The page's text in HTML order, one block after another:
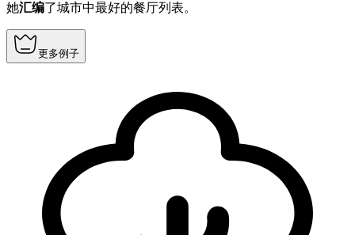
她汇编了城市中最好的餐厅列表。
更多例子